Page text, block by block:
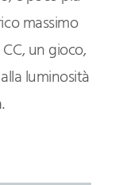
massimo
un gioco,
luminosità